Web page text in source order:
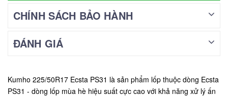
CHÍNH SÁCH BẢO HÀNH
ĐÁNH GIÁ
Kumho 225/50R17 Ecsta PS31 là sản phẩm lốp thuộc dòng Ecsta
PS31 - dòng lốp mùa hè hiệu suất cực cao với khả năng xử lý ấn